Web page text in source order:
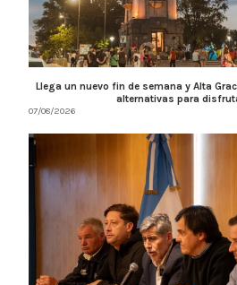
Llega un nuevo fin de semana y Alta
alternativas para
07/08/2026